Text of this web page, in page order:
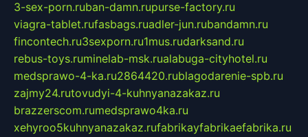
3-sex-porn.ruban-damn.rupurse-factory.ru
viagra-tablet.rufasbags.ruadler-jun.rubandamn.ru
fincontech.ru3sexporn.ru1mus.rudarksand.ru
rebus-toys.ruminelab-msk.rualabuga-cityhotel.ru
medsprawo-4-ka.ru2864420.rublagodarenie-spb.ru
zajmy24.rutovudyi-4-kuhnyanazakaz.ru
brazzerscom.rumedsprawo4ka.ru
xehyroo5kuhnyanazakaz.rufabrikayfabrikaefabrika.ru